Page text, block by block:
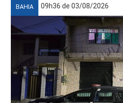
BAHIA 09h36 de 03/08/2026